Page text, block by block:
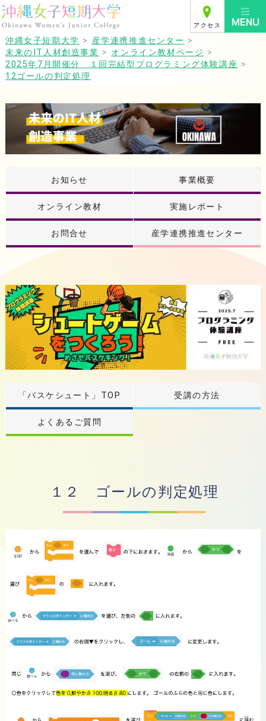
アクセス
沖縄女子短期大学 > 産学連携推進センター >
未来のIT人材創造事業 > オンライン教材ページ >
2025年7月開催分 １回完結型プログラミング体験講座 >
12ゴールの判定処理
お知らせ 事業概要
オンライン教材 実施レポート
お問合せ 産学連携推進センター
「バスケシュート」TOP 受講の方法
よくあるご質問
１２ ゴールの判定処理